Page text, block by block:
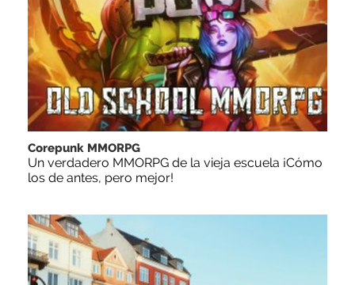
Corepunk MMORPG
Un verdadero MMORPG de la vieja escuela ¡Cómo
los de antes, pero mejor!